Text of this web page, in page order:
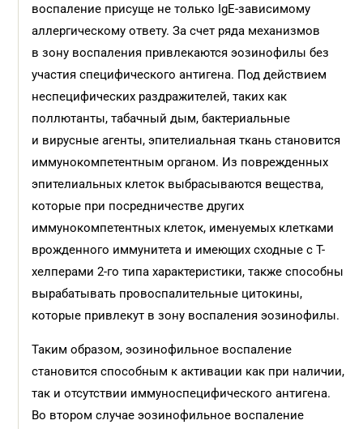
воспаление присуще не только IgE-зависимому
аллергическому ответу. За счет ряда механизмов
в зону воспаления привлекаются эозинофилы без
участия специфического антигена. Под действием
неспецифических раздражителей, таких как
поллютанты, табачный дым, бактериальные
и вирусные агенты, эпителиальная ткань становится
иммунокомпетентным органом. Из поврежденных
эпителиальных клеток выбрасываются вещества,
которые при посредничестве других
иммунокомпетентных клеток, именуемых клетками
врожденного иммунитета и имеющих сходные с Т-
хелперами 2-го типа характеристики, также способны
вырабатывать провоспалительные цитокины,
которые привлекут в зону воспаления эозинофилы.
Таким образом, эозинофильное воспаление
становится способным к активации как при наличии,
так и отсутствии иммуноспецифического антигена.
Во втором случае эозинофильное воспаление